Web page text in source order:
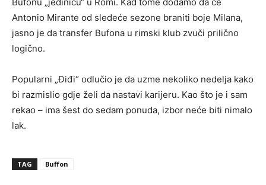
Antonio Mirante od sledeće sezone braniti boje Milana,
jasno je da transfer Bufona u rimski klub zvuči prilično
logično.
Popularni „Điđi“ odlučio je da uzme nekoliko nedelja kako
bi razmislio gdje želi da nastavi karijeru. Kao što je i sam
rekao – ima šest do sedam ponuda, izbor neće biti nimalo
lak.
TAG Buffon